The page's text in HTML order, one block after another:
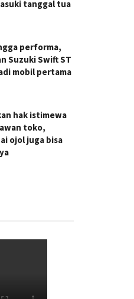
tanggal tua
performa,
Suzuki Swift ST
mobil pertama
hak istimewa
toko,
ojol juga bisa